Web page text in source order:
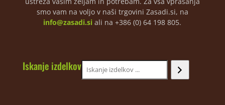
smo vam na voljo v naši trgovini Zasadi.si, na
info@zasadi.si ali na +386 (0) 64 198 805.
Iskanje izdelkov